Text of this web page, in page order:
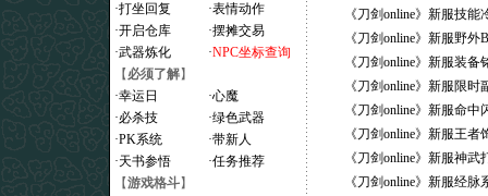
·打坐回复 ·表情动作
·开启仓库 ·摆摊交易
·武器炼化 ·NPC坐标查询
【 必须了解】
·幸运日 ·心魔
·必杀技 ·绿色武器
·PK系统 ·带新人
·天书参悟 ·任务推荐
【游戏格斗】
《刀剑online》新服技
《刀剑online》新服野
《刀剑online》新服装
《刀剑online》新服限
《刀剑online》新服命
《刀剑online》新服王
《刀剑online》新服神
《刀剑online》新服经